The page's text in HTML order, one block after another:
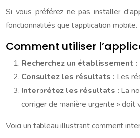
Si vous préférez ne pas installer
fonctionnalités que l’application mobile.
Comment utiliser
Recherchez un établissement :
Consultez les résultats : Les
Interprétez les résultats : La
corriger de manière urgente » doit
Voici un tableau illustrant comment